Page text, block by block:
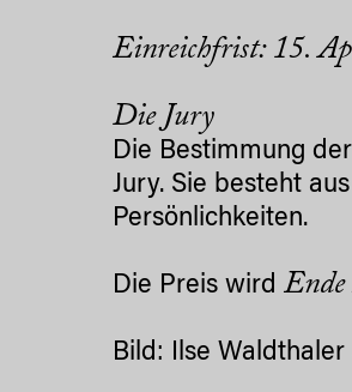
Einreichfrist: 15.
Die Jury
Die Bestimmung
Jury. Sie besteht
Persönlichkeiten.
Die Preis wird
Bild: Ilse